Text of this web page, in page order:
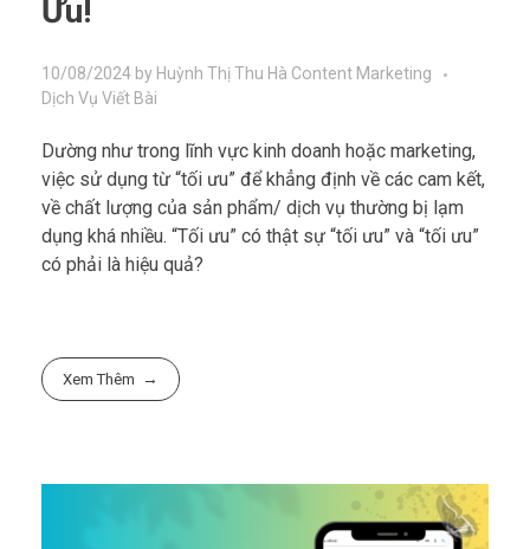
Ưu!
10/08/2024 by Huỳnh Thị Thu Hà Content Marketing
Dịch Vụ Viết Bài
Dường như trong lĩnh vực kinh doanh hoặc marketing,
việc sử dụng từ “tối ưu” để khẳng định về các cam kết,
về chất lượng của sản phẩm/ dịch vụ thường bị lạm
dụng khá nhiều. “Tối ưu” có thật sự “tối ưu” và “tối ưu”
có phải là hiệu quả?
Xem Thêm